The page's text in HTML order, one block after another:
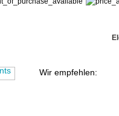
Wir empfehlen: